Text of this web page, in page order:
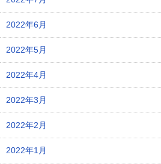
2022年6月
2022年5月
2022年4月
2022年3月
2022年2月
2022年1月